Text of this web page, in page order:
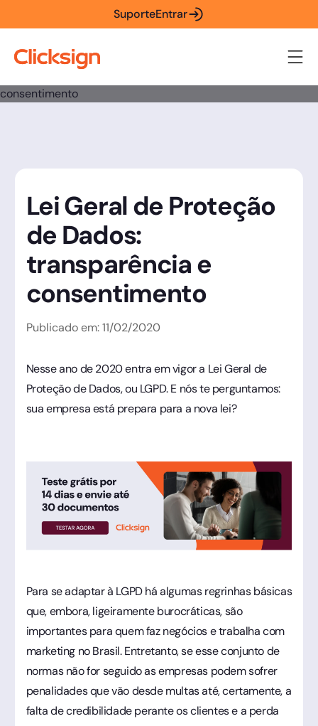
SuporteEntrar
Lei Geral de Proteção
de Dados:
transparência e
consentimento
Publicado em: 11/02/2020
Nesse ano de 2020 entra em vigor a Lei Geral de
Proteção de Dados, ou LGPD. E nós te perguntamos:
sua empresa está prepara para a nova lei?
Para se adaptar à LGPD há algumas regrinhas básicas
que, embora, ligeiramente burocráticas, são
importantes para quem faz negócios e trabalha com
marketing no Brasil. Entretanto, se esse conjunto de
normas não for seguido as empresas podem sofrer
penalidades que vão desde multas até, certamente, a
falta de credibilidade perante os clientes e a perda